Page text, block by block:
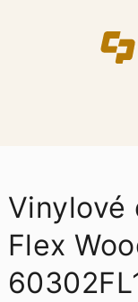
Vinylové
Flex